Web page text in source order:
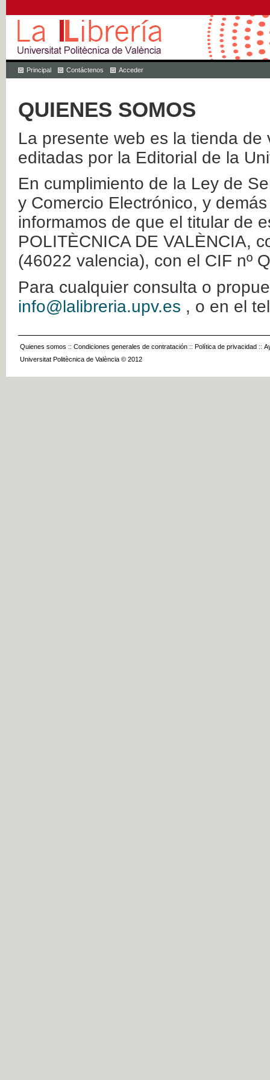
Principal Contáctenos Acceder
QUIENES SOMOS
La presente web es la tienda
editadas por la Editorial de la
En cumplimiento de la Ley de
y Comercio Electrónico, y
informamos de que el titular de
POLITÈCNICA DE VALÈNCIA,
(46022 valencia), con el CIF nº
Para cualquier consulta o
info@lalibreria.upv.es , o en el
Quienes somos :: Condiciones generales de contratación :: Política de privacidad ::
Universitat Politècnica de València © 2012